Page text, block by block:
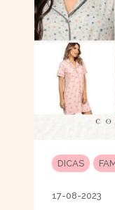
DICAS
17-08-2023